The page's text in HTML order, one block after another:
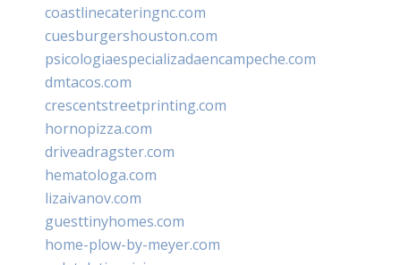
coastlinecateringnc.com
cuesburgershouston.com
psicologiaespecializadaencampeche.com
dmtacos.com
crescentstreetprinting.com
hornopizza.com
driveadragster.com
hematologa.com
lizaivanov.com
guesttinyhomes.com
home-plow-by-meyer.com